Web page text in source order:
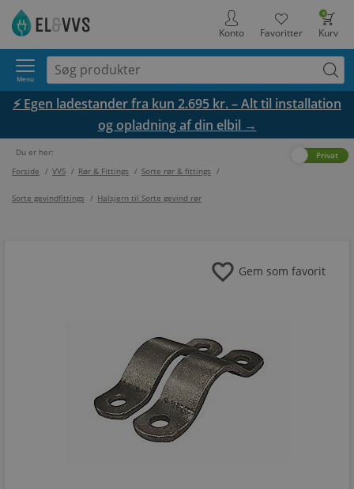
0
Kurv
Favoritter
Konto
Menu
⚡ Egen ladestander fra kun 2.695 kr. – Alt til installation
og opladning af din elbil →
Du er her:
Forside / VVS / Rør & Fittings / Sorte rør & fittings /
Sorte gevindfittings / Halsjern til Sorte gevind rør
Privat
favorite Gem som favorit